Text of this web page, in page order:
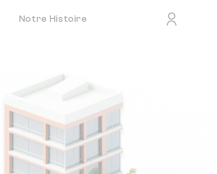
Notre Histoire